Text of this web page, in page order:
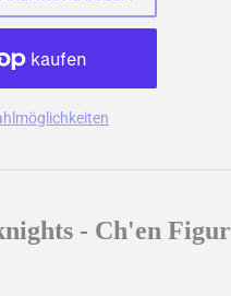
- Ch'en Figur